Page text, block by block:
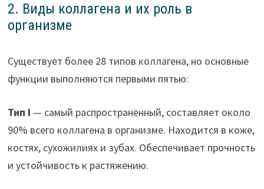
2. Виды коллагена и их роль в
организме
Существует более 28 типов коллагена, но основные
функции выполняются первыми пятью:
Тип I — самый распространённый, составляет около
90% всего коллагена в организме. Находится в коже,
костях, сухожилиях и зубах. Обеспечивает прочность
и устойчивость к растяжению.